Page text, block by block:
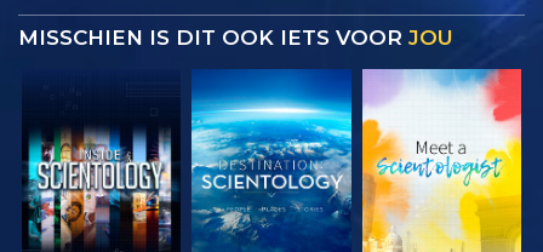
MISSCHIEN IS DIT OOK IETS VOOR JOU